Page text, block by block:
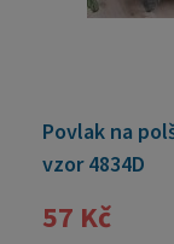
Povlak na
vzor 4834D
57 Kč